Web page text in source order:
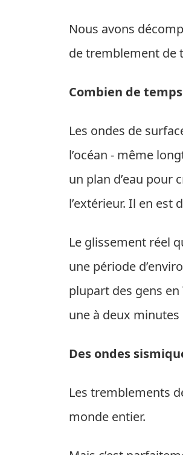
Nous avons
de tremblement de
Combien de
Les ondes de
l’océan - même
un plan d’eau pour
l’extérieur. Il en est
Le glissement réel
une période
plupart des gens
une à deux minutes
Des ondes
Les tremblements
monde entier.